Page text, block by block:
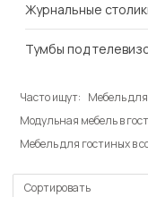
Журнальные
Тумбы под
Часто ищут: Мебель для
Модульная мебель в
Мебель для гостиных в
Сортировать